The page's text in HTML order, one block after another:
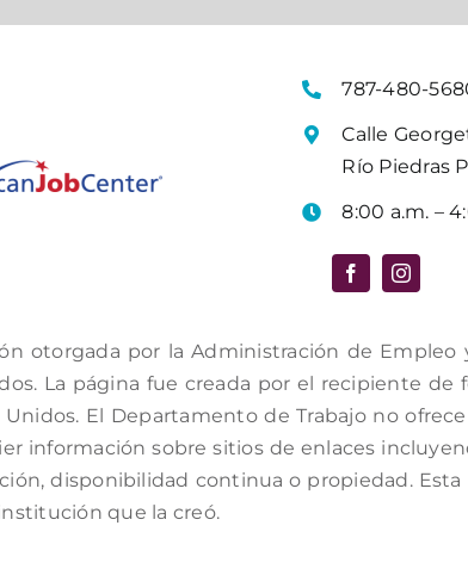
787-480-
Calle
Río Piedras
8:00 a.m. –
otorgada por la Administración de Empleo
La página fue creada por el recipiente
El Departamento de Trabajo no
información sobre sitios de enlaces
disponibilidad continua o propiedad.
que la creó.